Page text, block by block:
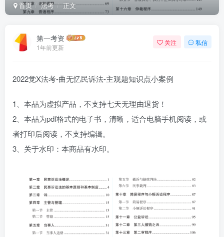
首页 法考 正文
第一考资
1年前更新
关注 私信
2022觉X法考-曲无忆民诉法-主观题知识点小案例
1、本品为虚拟产品，不支持七天无理由退货！
2、本品为pdf格式的电子书，清晰，适合电脑手机阅读，或
者打印后阅读，不支持编辑。
3、关于水印：本商品有水印。